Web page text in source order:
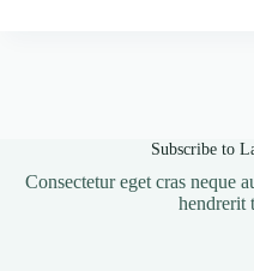
Subscribe to
Consectetur eget cras neque
hendrerit